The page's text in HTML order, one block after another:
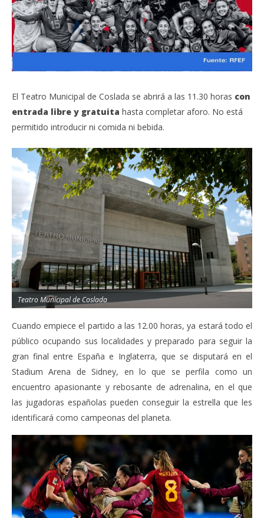
El Teatro Municipal de Coslada se abrirá a las 11.30 horas con
entrada libre y gratuita hasta completar aforo. No está
permitido introducir ni comida ni bebida.
Teatro Municipal de Coslada
Cuando empiece el partido a las 12.00 horas, ya estará todo el
público ocupando sus localidades y preparado para seguir la
gran final entre España e Inglaterra, que se disputará en el
Stadium Arena de Sidney, en lo que se perfila como un
encuentro apasionante y rebosante de adrenalina, en el que
las jugadoras españolas pueden conseguir la estrella que les
identificará como campeonas del planeta.